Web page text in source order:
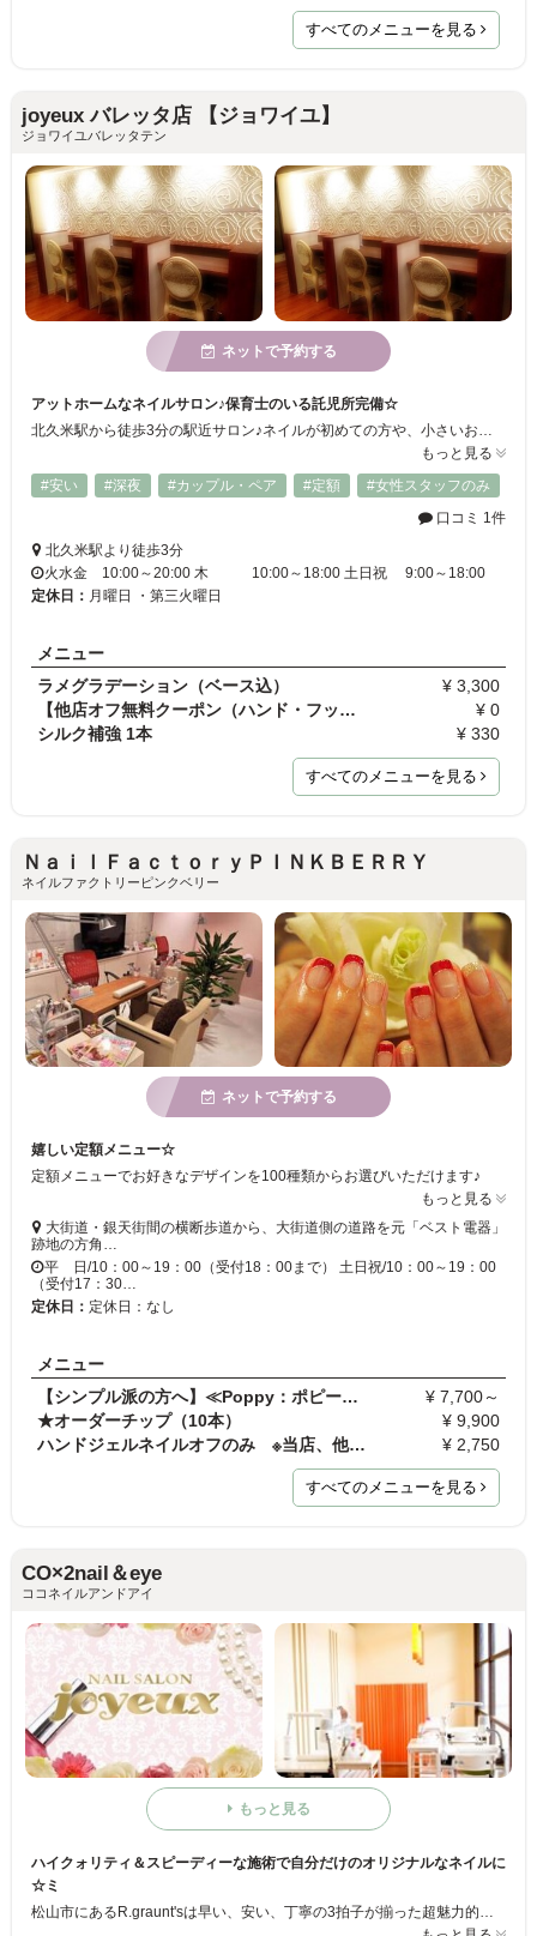
すべてのメニューを見る
joyeux バレッタ店 【ジョワイユ】
ジョワイユバレッタテン
ネットで予約する
アットホームなネイルサロン♪保育士のいる託児所完備☆
もっと見る
#安い
#深夜 #カップル・ペア #定額
#女性スタッフのみ
口コミ 1件
北久米駅より徒歩3分
火水金 10:00～20:00 木 10:00～18:00 土日祝 9:00～18:00
定休日： 月曜日 ・第三火曜日
メニュー
ラメグラデーション（ベース込）
¥ 3,300
【他店オフ無料クーポン（ハンド・フット）】ご利用…
¥ 0
シルク補強 1本
¥ 330
すべてのメニューを見る
ＮａｉｌＦａｃｔｏｒｙＰＩＮＫＢＥＲＲＹ
ネイルファクトリーピンクベリー
ネットで予約する
嬉しい定額メニュー☆
定額メニューでお好きなデザインを100種類からお選びいただけます♪
もっと見る
大街道・銀天街間の横断歩道から、大街道側の道路を元「ベスト電器」
跡地の方角…
平 日/10：00～19：00（受付18：00まで） 土日祝/10：00～19：00
（受付17：30…
定休日： 定休日：なし
メニュー
【シンプル派の方へ】≪Poppy：ポピーコース≫
¥ 7,700～
★オーダーチップ（10本）
¥ 9,900
ハンドジェルネイルオフのみ ※当店、他店ともに
¥ 2,750
すべてのメニューを見る
CO×2nail＆eye
ココネイルアンドアイ
もっと見る
ハイクォリティ＆スピーディーな施術で自分だけのオリジナルなネイルに
☆ミ
松山市にあるR.graunt'sは早い、安い、丁寧の3拍子が揃った超魅力的なネイルサロン☆今までネイルは高い、時間が掛かると思っていた方にはぜひオススメです！気さくなスタッフがアナタだけの魅力を引き出したオリジナルネイルをご提供します♪